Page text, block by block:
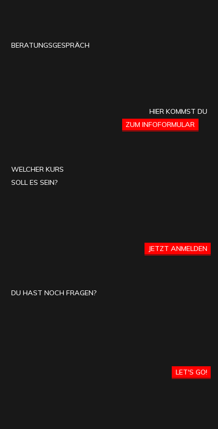
BERATUNGSGESPRÄCH
HIER KOMMST DU
ZUM INFOFORMULAR
WELCHER KURS
SOLL ES SEIN?
JETZT ANMELDEN
DU HAST NOCH FRAGEN?
LET'S GO!